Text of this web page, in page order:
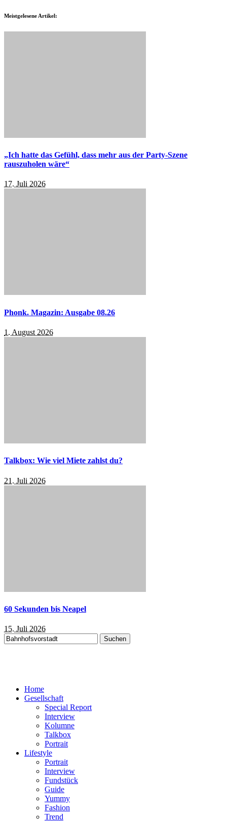
Meistgelesene Artikel:
„Ich hatte das Gefühl, dass mehr aus der Party-Szene
rauszuholen wäre“
17. Juli 2026
Phonk. Magazin: Ausgabe 08.26
1. August 2026
Talkbox: Wie viel Miete zahlst du?
21. Juli 2026
60 Sekunden bis Neapel
15. Juli 2026
Suchen
nach:
Home
Gesellschaft
Special Report
Interview
Kolumne
Talkbox
Portrait
Lifestyle
Portrait
Interview
Fundstück
Guide
Yummy
Fashion
Trend